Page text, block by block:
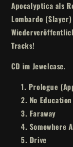
Apocalyptica als
Lombardo
Tracks!
CD im Jewelcase.
Prologue
2. No Education
3. Faraway
4. Somewhere
5. Drive